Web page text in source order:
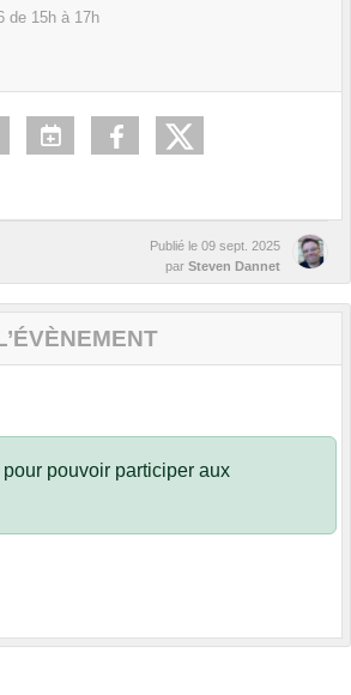
de 15h à 17h
Publié le 09 sept. 2025
par Steven Dannet
pour pouvoir participer aux